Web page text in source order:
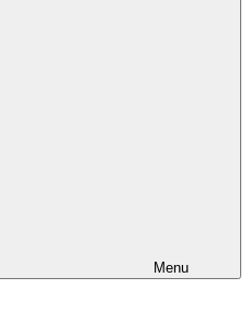
Menu